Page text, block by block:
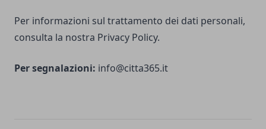
Per informazioni sul trattamento dei dati personali,
consulta la nostra Privacy Policy.
Per segnalazioni: info@citta365.it